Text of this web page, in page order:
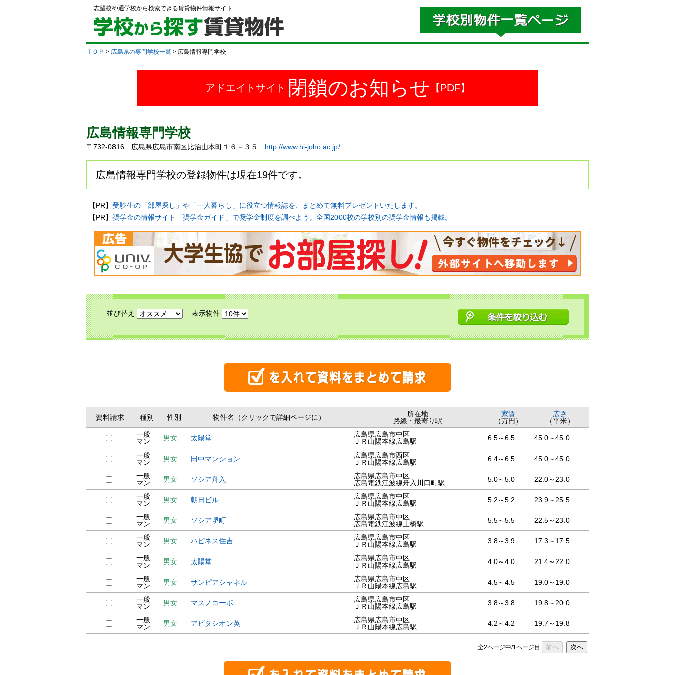
志望校や通学校から検索できる賃貸物件情報サイト
ＴＯＰ > 広島県の専門学校一覧 > 広島情報専門学校
アドエイトサイト 閉鎖のお知らせ 【PDF】
広島情報専門学校
〒732-0816 広島県広島市南区比治山本町１６－３５ http://www.hi-joho.ac.jp/
広島情報専門学校の登録物件は現在19件です。
【PR】 受験生の「部屋探し」や「一人暮らし」に役立つ情報誌を、まとめて無料プレゼントいたします。
【PR】 奨学金の情報サイト「奨学金ガイド」で奨学金制度を調べよう。全国2000校の学校別の奨学金情報も掲載。
並び替え 表示物件
資料請求 種別 性別 物件名（クリックで詳細ページに）
所在地
路線・最寄り駅
家賃
（万円）
広さ
（平米）
一般
マン
男女 太陽堂
広島県広島市中区
ＪＲ山陽本線広島駅
6.5～6.5 45.0～45.0
一般
マン
男女 田中マンション
広島県広島市西区
ＪＲ山陽本線広島駅
6.4～6.5 45.0～45.0
一般
マン
男女 ソシア舟入
広島県広島市中区
広島電鉄江波線舟入川口町駅
5.0～5.0 22.0～23.0
一般
マン
男女 朝日ビル
広島県広島市中区
ＪＲ山陽本線広島駅
5.2～5.2 23.9～25.5
一般
マン
男女 ソシア堺町
広島県広島市中区
広島電鉄江波線土橋駅
5.5～5.5 22.5～23.0
一般
マン
男女 ハピネス住吉
広島県広島市中区
ＪＲ山陽本線広島駅
3.8～3.9 17.3～17.5
一般
マン
男女 太陽堂
広島県広島市中区
ＪＲ山陽本線広島駅
4.0～4.0 21.4～22.0
一般
マン
男女 サンピアシャネル
広島県広島市中区
ＪＲ山陽本線広島駅
4.5～4.5 19.0～19.0
一般
マン
男女 マスノコーポ
広島県広島市中区
ＪＲ山陽本線広島駅
3.8～3.8 19.8～20.0
一般
マン
男女 アビタシオン英
広島県広島市中区
ＪＲ山陽本線広島駅
4.2～4.2 19.7～19.8
全2ページ中/1ページ目 前へ 次へ